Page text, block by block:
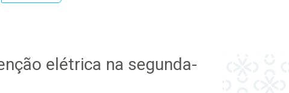
elétrica na segunda-